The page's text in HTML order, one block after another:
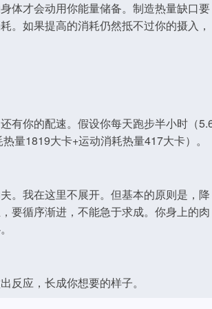
体才会动用你能量储备。制造热量缺口要
。如果提高的消耗仍然抵不过你的摄入，
有你的配速。假设你每天跑步半小时（
量1819大卡+运动消耗热量417大卡）。
。我在这里不展开。但基本的原则是，降
要循序渐进，不能急于求成。你身上的肉
反应，长成你想要的样子。